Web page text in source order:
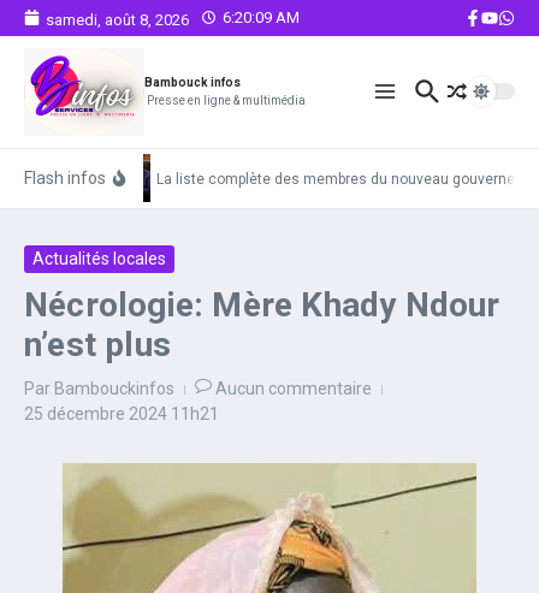
Aller au contenu
samedi, août 8, 2026 6:20:10 AM
Bambouck infos
Presse en ligne & multimédia
Flash infos La liste complète des membres du nouveau
Actualités locales
Nécrologie: Mère Khady Ndour
n’est plus
Par Bambouckinfos
Aucun commentaire
25 décembre 2024 11h21